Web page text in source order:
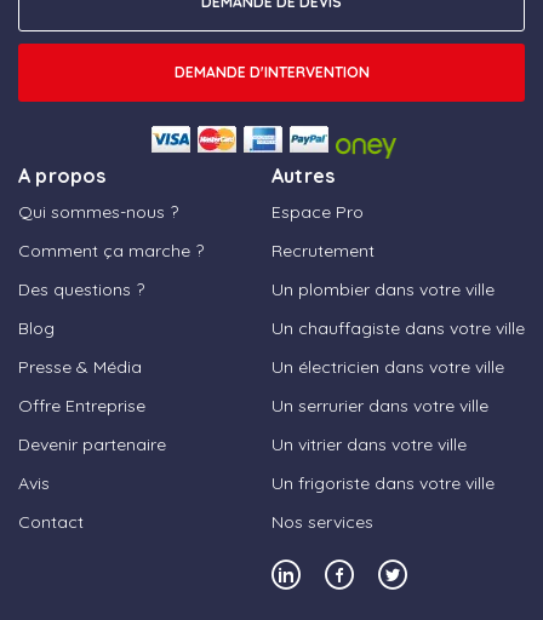
A propos
Qui sommes-nous ?
Comment ça marche ?
Des questions ?
Blog
Presse & Média
Offre Entreprise
Devenir partenaire
Avis
Contact
Autres
Espace Pro
Recrutement
Un plombier dans votre ville
Un chauffagiste dans votre ville
Un électricien dans votre ville
Un serrurier dans votre ville
Un vitrier dans votre ville
Un frigoriste dans votre ville
Nos services
DEMANDE D'INTERVENTION